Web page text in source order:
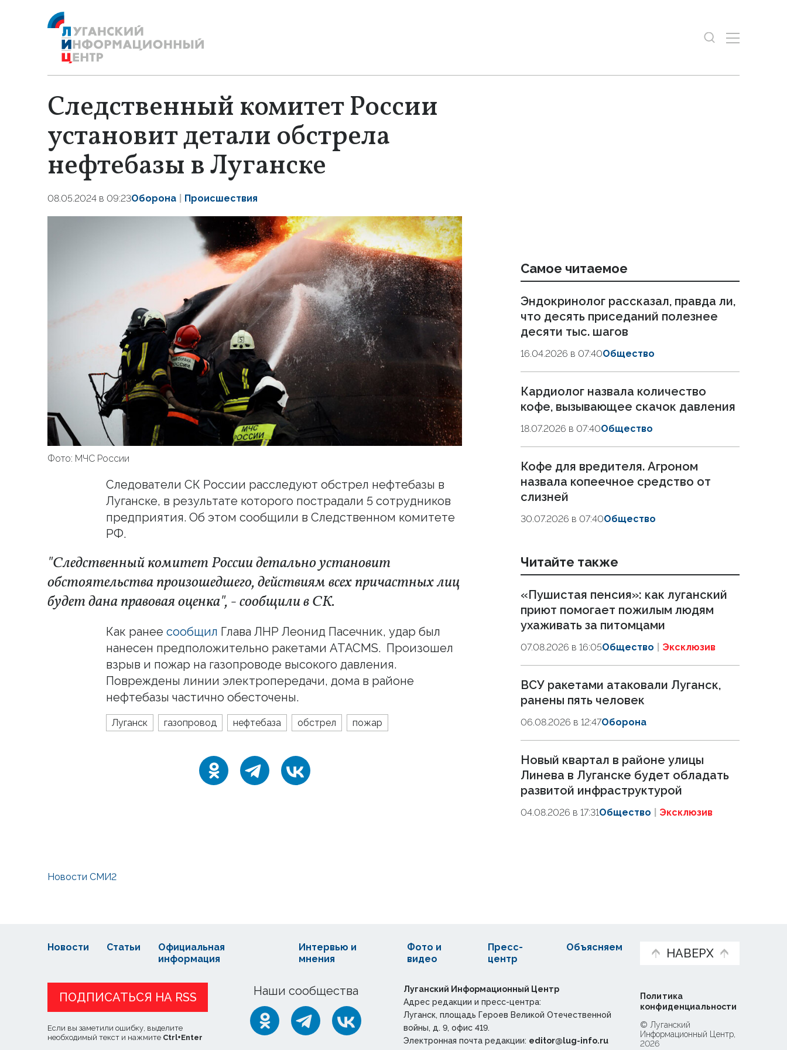
Следственный комитет России
установит детали обстрела
нефтебазы в Луганске
08.05.2024 в 09:23Оборона Происшествия
Фото: МЧС России
Следователи СК России расследуют обстрел нефтебазы в
Луганске, в результате которого пострадали 5 сотрудников
предприятия. Об этом сообщили в Следственном комитете
РФ.
"Следственный комитет России детально установит
обстоятельства произошедшего, действиям всех причастных лиц
будет дана правовая оценка", - сообщили в СК.
Как ранее сообщил Глава ЛНР Леонид Пасечник, удар был
нанесен предположительно ракетами ATACMS. Произошел
взрыв и пожар на газопроводе высокого давления.
Повреждены линии электропередачи, дома в районе
нефтебазы частично обесточены.
Луганск газопровод нефтебаза обстрел пожар
Самое читаемое
Эндокринолог рассказал, правда ли,
что десять приседаний полезнее
десяти тыс. шагов
16.04.2026 в 07:40Общество
Кардиолог назвала количество
кофе, вызывающее скачок давления
18.07.2026 в 07:40Общество
Кофе для вредителя. Агроном
назвала копеечное средство от
слизней
30.07.2026 в 07:40Общество
Читайте также
«Пушистая пенсия»: как луганский
приют помогает пожилым людям
ухаживать за питомцами
07.08.2026 в 16:05Общество Эксклюзив
ВСУ ракетами атаковали Луганск,
ранены пять человек
06.08.2026 в 12:47Оборона
Новый квартал в районе улицы
Линева в Луганске будет обладать
развитой инфраструктурой
04.08.2026 в 17:31Общество Эксклюзив
Новости СМИ2
НАВЕРХ
Наши сообщества
ПОДПИСАТЬСЯ НА RSS
Если вы заметили ошибку, выделите
необходимый текст и нажмите Ctrl+Enter
Новости Статьи
Официальная
информация
Интервью и
мнения
Фото и
видео
Пресс-
центр
Объясняем
Политика
конфиденциальности
Луганский Информационный Центр
Адрес редакции и пресс-центра:
Луганск, площадь Героев Великой Отечественной
войны, д. 9, офис 419.
Электронная почта редакции: editor@lug-info.ru
© Луганский
Информационный Центр,
2026